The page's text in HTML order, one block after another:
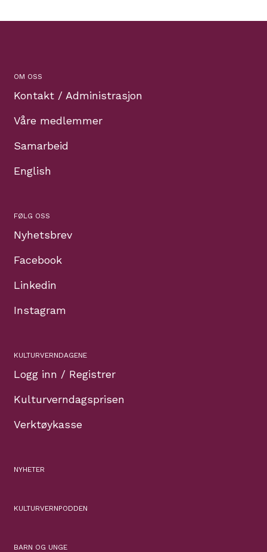
OM OSS
Kontakt / Administrasjon
Våre medlemmer
Samarbeid
English
FØLG OSS
Nyhetsbrev
Facebook
Linkedin
Instagram
KULTURVERNDAGENE
Logg inn / Registrer
Kulturverndagsprisen
Verktøykasse
NYHETER
KULTURVERNPODDEN
BARN OG UNGE